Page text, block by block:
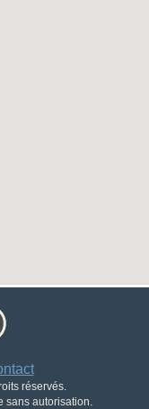
réservés.
sans autorisation.